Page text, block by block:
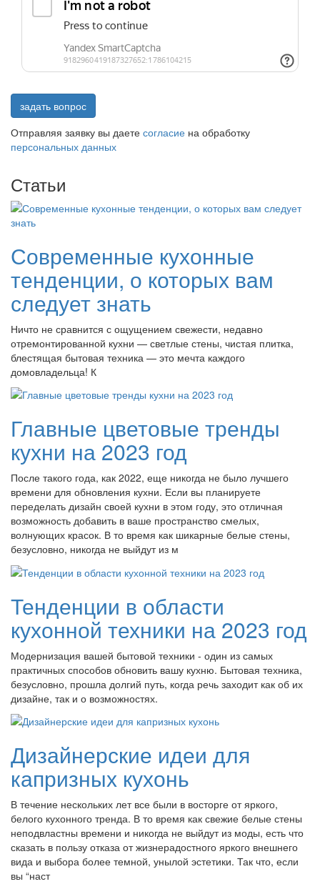
задать вопрос
Отправляя заявку вы даете согласие на обработку
персональных данных
Статьи
Современные кухонные
тенденции, о которых вам
следует знать
Ничто не сравнится с ощущением свежести, недавно
отремонтированной кухни — светлые стены, чистая плитка,
блестящая бытовая техника — это мечта каждого
домовладельца! К
Главные цветовые тренды
кухни на 2023 год
После такого года, как 2022, еще никогда не было лучшего
времени для обновления кухни. Если вы планируете
переделать дизайн своей кухни в этом году, это отличная
возможность добавить в ваше пространство смелых,
волнующих красок. В то время как шикарные белые стены,
безусловно, никогда не выйдут из м
Тенденции в области
кухонной техники на 2023 год
Модернизация вашей бытовой техники - один из самых
практичных способов обновить вашу кухню. Бытовая техника,
безусловно, прошла долгий путь, когда речь заходит как об их
дизайне, так и о возможностях.
Дизайнерские идеи для
капризных кухонь
В течение нескольких лет все были в восторге от яркого,
белого кухонного тренда. В то время как свежие белые стены
неподвластны времени и никогда не выйдут из моды, есть что
сказать в пользу отказа от жизнерадостного яркого внешнего
вида и выбора более темной, унылой эстетики. Так что, если
вы “наст